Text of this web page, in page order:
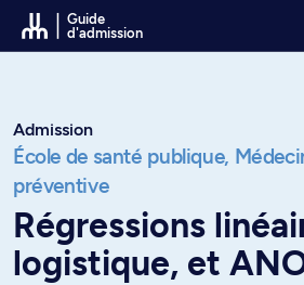
Passer au contenu
Guide
d'admission
Admission
École de santé publique,
préventive
Régressions
logistique, et